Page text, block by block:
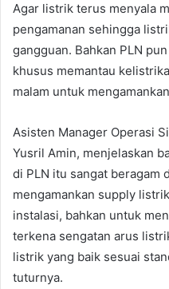
Agar listrik terus menyala
pengamanan sehingga
gangguan. Bahkan PLN
khusus memantau
malam untuk
Asisten Manager Operasi
Yusril Amin, menjelaskan
di PLN itu sangat beragam
mengamankan supply
instalasi, bahkan untuk
terkena sengatan arus
listrik yang baik sesuai
tuturnya.